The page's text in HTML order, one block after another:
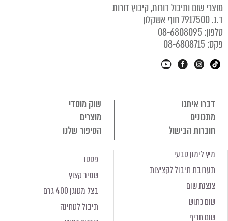
מוצרי שום ותיבול דורות, קיבוץ דורות
ד.נ. 7917500 חוף אשקלון
טלפון: 08-6808095
פקס: 08-6808715
דברו איתנו
שוק מוסדי
מתכונים
מוצרים
חוברות הבישול
הסיפור שלנו
מיץ לימון טבעי
תערובת תיבול לקציצות
צנצנת שום
שום כתוש
שום חריף
פסטו
שמיר קצוץ
בצל מטוגן 400 גרם
תיבול לטחינה